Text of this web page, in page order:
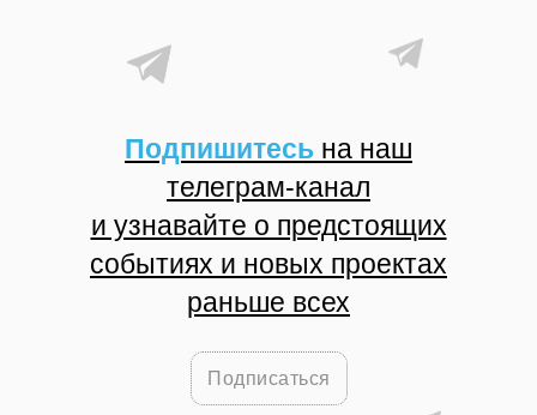
Подпишитесь на наш
телеграм-канал
и узнавайте о предстоящих
событиях и новых проектах
раньше всех
Подписаться